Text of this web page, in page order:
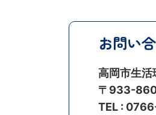
お問い
高岡市生活
〒933-
TEL :